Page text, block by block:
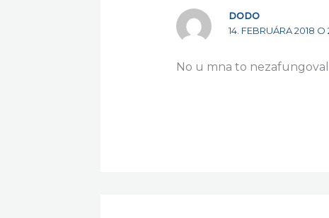
DODO
14. FEBRUÁRA 2018
No u mna to